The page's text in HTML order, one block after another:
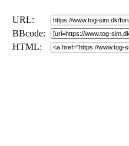
URL:
BBcode:
HTML: